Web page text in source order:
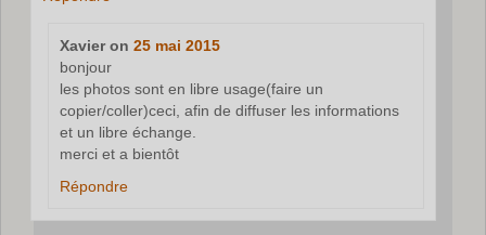
Xavieron 25 mai 2015
bonjour
les photos sont en libre usage(faire un
copier/coller)ceci, afin de diffuser les informations
et un libre échange.
merci et a bientôt
Répondre